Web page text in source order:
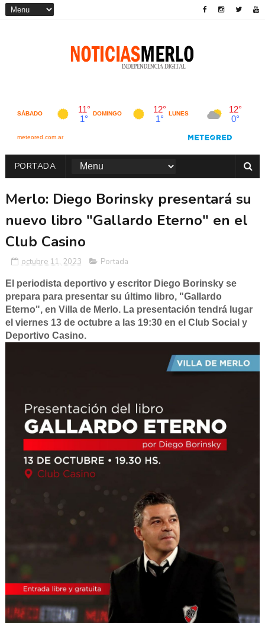
PORTADA
Merlo: Diego Borinsky presentará su
nuevo libro "Gallardo Eterno" en el
Club Casino
octubre 11, 2023 Portada
El periodista deportivo y escritor Diego Borinsky se
prepara para presentar su último libro, "Gallardo
Eterno", en Villa de Merlo. La presentación tendrá lugar
el viernes 13 de octubre a las 19:30 en el Club Social y
Deportivo Casino.